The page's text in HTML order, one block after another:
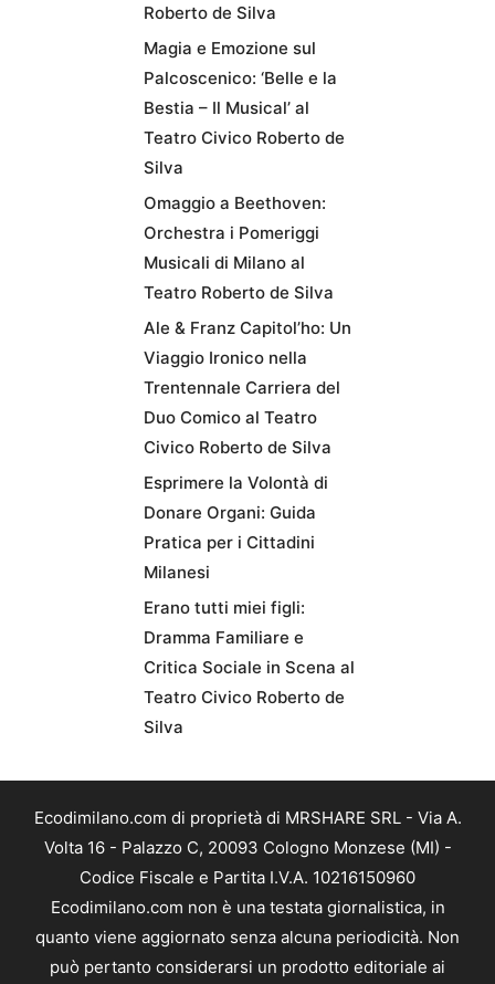
Roberto de Silva
Magia e Emozione sul
Palcoscenico: ‘Belle e la
Bestia – Il Musical’ al
Teatro Civico Roberto de
Silva
Omaggio a Beethoven:
Orchestra i Pomeriggi
Musicali di Milano al
Teatro Roberto de Silva
Ale & Franz Capitol’ho: Un
Viaggio Ironico nella
Trentennale Carriera del
Duo Comico al Teatro
Civico Roberto de Silva
Esprimere la Volontà di
Donare Organi: Guida
Pratica per i Cittadini
Milanesi
Erano tutti miei figli:
Dramma Familiare e
Critica Sociale in Scena al
Teatro Civico Roberto de
Silva
Ecodimilano.com di proprietà di MRSHARE SRL - Via A.
Volta 16 - Palazzo C, 20093 Cologno Monzese (MI) -
Codice Fiscale e Partita I.V.A. 10216150960
Ecodimilano.com non è una testata giornalistica, in
quanto viene aggiornato senza alcuna periodicità. Non
può pertanto considerarsi un prodotto editoriale ai